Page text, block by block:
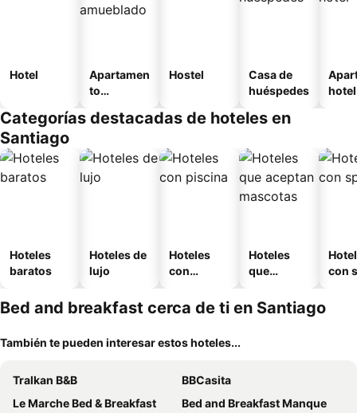
Hotel
Apartamen
to
o
Hostel
Casa de
huéspedes
hotel
Categorías destacadas de hoteles en
Santiago
Hoteles
baratos
Hoteles de
lujo
Hoteles
con
Hoteles
que
mascotas
con
Bed and breakfast cerca de ti en Santiago
También te pueden interesar estos hoteles...
Tralkan B&B
BBCasita
Le Marche Bed & Breakfast
Bed and Breakfast Manque